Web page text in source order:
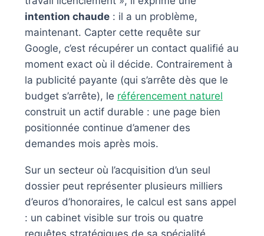
intention chaude : il a un problème,
maintenant. Capter cette requête sur
Google, c’est récupérer un contact qualifié au
moment exact où il décide. Contrairement à
la publicité payante (qui s’arrête dès que le
budget s’arrête), le référencement naturel
construit un actif durable : une page bien
positionnée continue d’amener des
demandes mois après mois.
Sur un secteur où l’acquisition d’un seul
dossier peut représenter plusieurs milliers
d’euros d’honoraires, le calcul est sans appel
: un cabinet visible sur trois ou quatre